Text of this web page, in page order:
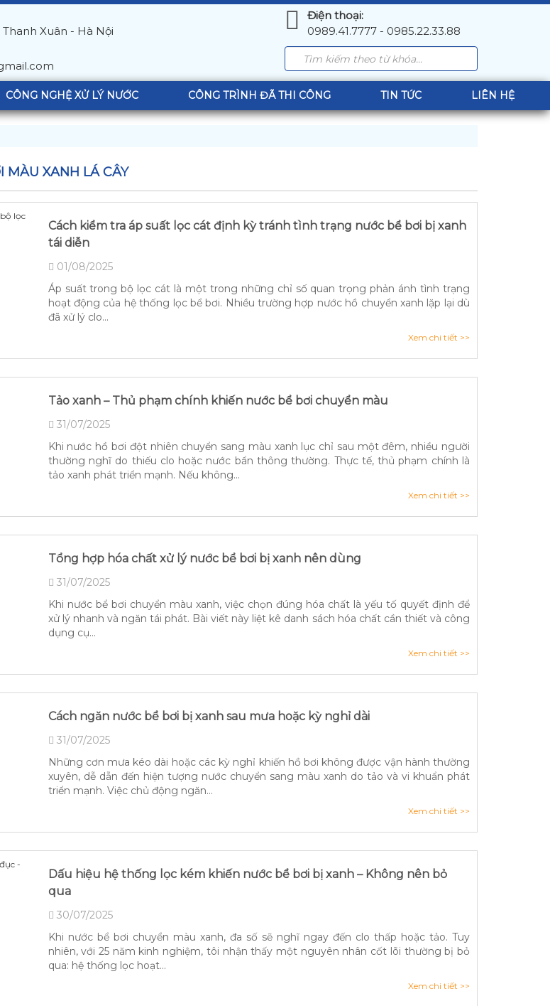
Xuân - Hà Nội
Điện thoại:
0989.41.7777 - 0985.22.33.88
CÔNG NGHỆ XỬ LÝ NƯỚC CÔNG TRÌNH ĐÃ THI CÔNG TIN TỨC LIÊN HỆ
MÀU XANH LÁ CÂY
Cách kiểm tra áp suất lọc cát định kỳ tránh tình trạng nước bể bơi bị xanh
tái diễn
01/08/2025
Áp suất trong bộ lọc cát là một trong những chỉ số quan trọng phản ánh tình trạng
hoạt động của hệ thống lọc bể bơi. Nhiều trường hợp nước hồ chuyển xanh lặp lại dù
đã xử lý clo...
Xem chi tiết >>
Tảo xanh – Thủ phạm chính khiến nước bể bơi chuyển màu
31/07/2025
Khi nước hồ bơi đột nhiên chuyển sang màu xanh lục chỉ sau một đêm, nhiều người
thường nghĩ do thiếu clo hoặc nước bẩn thông thường. Thực tế, thủ phạm chính là
tảo xanh phát triển mạnh. Nếu không...
Xem chi tiết >>
Tổng hợp hóa chất xử lý nước bể bơi bị xanh nên dùng
31/07/2025
Khi nước bể bơi chuyển màu xanh, việc chọn đúng hóa chất là yếu tố quyết định để
xử lý nhanh và ngăn tái phát. Bài viết này liệt kê danh sách hóa chất cần thiết và công
dụng cụ...
Xem chi tiết >>
Cách ngăn nước bể bơi bị xanh sau mưa hoặc kỳ nghỉ dài
31/07/2025
Những cơn mưa kéo dài hoặc các kỳ nghỉ khiến hồ bơi không được vận hành thường
xuyên, dễ dẫn đến hiện tượng nước chuyển sang màu xanh do tảo và vi khuẩn phát
triển mạnh. Việc chủ động ngăn...
Xem chi tiết >>
Dấu hiệu hệ thống lọc kém khiến nước bể bơi bị xanh – Không nên bỏ
qua
30/07/2025
Khi nước bể bơi chuyển màu xanh, đa số sẽ nghĩ ngay đến clo thấp hoặc tảo. Tuy
nhiên, với 25 năm kinh nghiệm, tôi nhận thấy một nguyên nhân cốt lõi thường bị bỏ
qua: hệ thống lọc hoạt...
Xem chi tiết >>